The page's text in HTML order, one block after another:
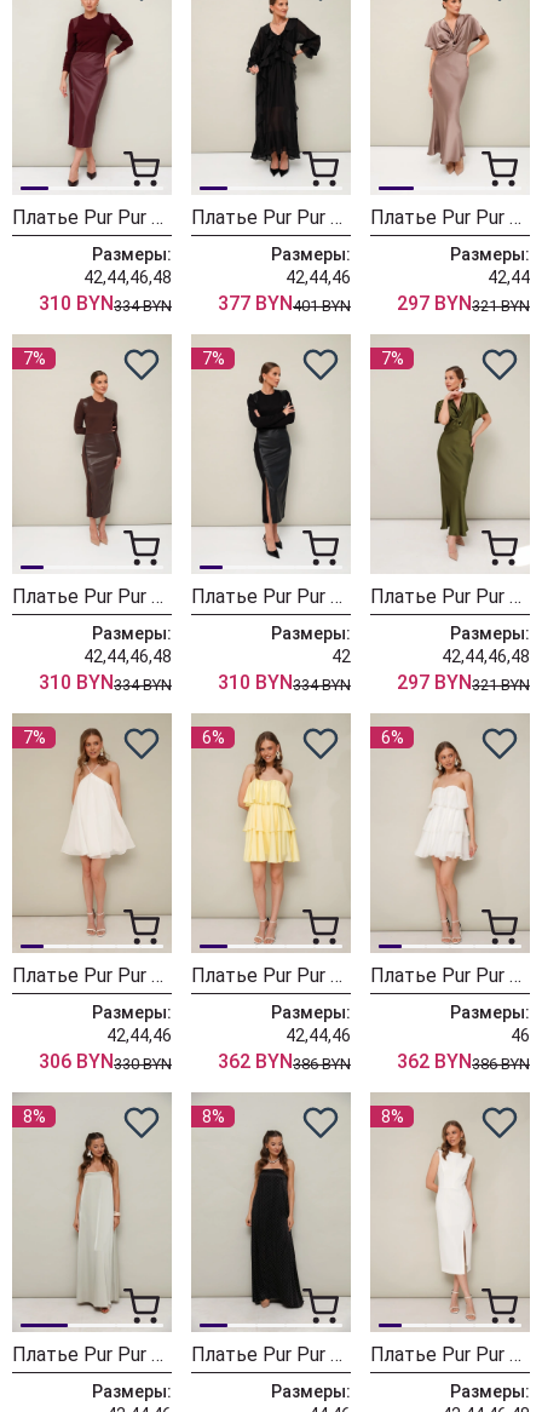
Платье Pur Pur 11-337-3
Размеры:
42,44,46,48
310 BYN334 BYN
Платье Pur Pur 11-400-2
Размеры:
42,44,46
377 BYN401 BYN
Платье Pur Pur 11-393-1
Размеры:
42,44
297 BYN321 BYN
7%
Платье Pur Pur 11-337-1
Размеры:
42,44,46,48
310 BYN334 BYN
7%
Платье Pur Pur 11-337
Размеры:
42
310 BYN334 BYN
7%
Платье Pur Pur 11-393
Размеры:
42,44,46,48
297 BYN321 BYN
7%
Платье Pur Pur 11-383
Размеры:
42,44,46
306 BYN330 BYN
6%
Платье Pur Pur 11-371-1
Размеры:
42,44,46
362 BYN386 BYN
6%
Платье Pur Pur 11-371
Размеры:
46
362 BYN386 BYN
8%
Платье Pur Pur 11-377-1
Размеры:
8%
Платье Pur Pur 11-377
Размеры:
8%
Платье Pur Pur 11-376
Размеры: